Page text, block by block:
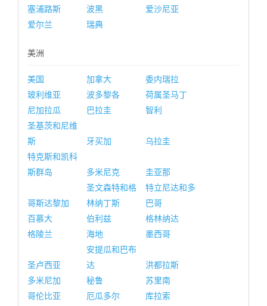
塞浦路斯
波黑
爱沙尼亚
爱尔兰
瑞典
美洲
美国 加拿大
委内瑞拉
玻利维亚
波多黎各
荷属圣马丁
尼加拉瓜
巴拉圭
智利
圣基茨和尼维
斯
牙买加
乌拉圭
特克斯和凯科
斯群岛
多米尼克 圭亚那
哥斯达黎加
圣文森特和格
林纳丁斯
特立尼达和多
巴哥
百慕大
伯利兹
格林纳达
格陵兰
海地 墨西哥
圣卢西亚
安提瓜和巴布
达
洪都拉斯
多米尼加
秘鲁
苏里南
哥伦比亚
厄瓜多尔
库拉索